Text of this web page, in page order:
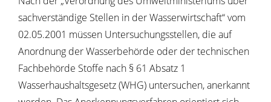
sachverständige Stellen in der Wasserwirtschaft“ vom
02.05.2001 müssen Untersuchungsstellen, die auf
Anordnung der Wasserbehörde oder der technischen
Fachbehörde Stoffe nach § 61 Absatz 1
Wasserhaushaltsgesetz (WHG) untersuchen, anerkannt